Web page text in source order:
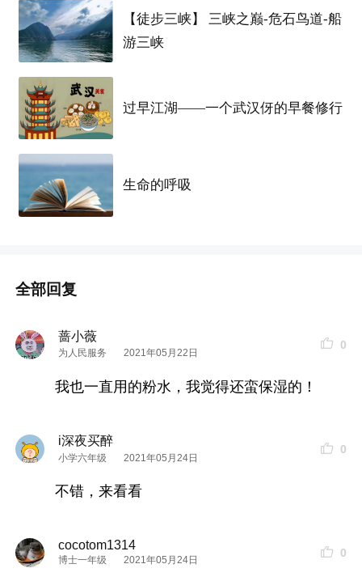
都是非常热门的保湿水系列，
到底哪个更保湿，
那么废话不多说，上 功课 啦～
【徒步三峡】 三峡之巅-危石鸟道-船
游三峡
过早江湖——一个武汉伢的早餐修行
生命的呼吸
全部回复
蔷小薇
为人民服务 2021年05月22日
0
我也一直用的粉水，我觉得还蛮保湿的！
i深夜买醉
小学六年级 2021年05月24日
0
不错，来看看
cocotom1314
博士一年级 2021年05月24日
0